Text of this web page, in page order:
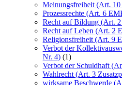
Meinungsfreiheit (Art.
Prozessrechte (Art. 6
Recht auf Bildung (Art.
Recht auf Leben (Art. 2
Religionsfreiheit (Art. 9
Verbot der
Nr. 4) (1)
Verbot der Schuldhaft
Wahlrecht (Art. 3
wirksame Beschwerde